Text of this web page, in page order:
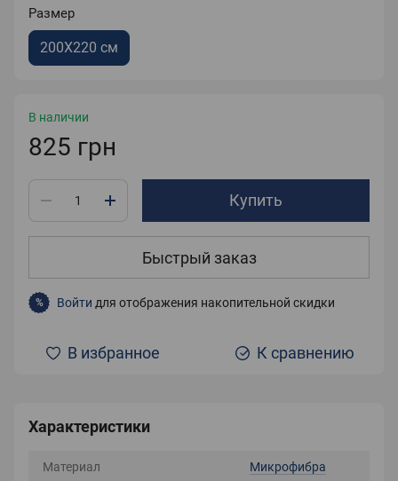
Размер
200X220 см
В наличии
825 грн
Купить
Быстрый заказ
% Войти для отображения накопительной скидки
В избранное К сравнению
Характеристики
Материал Микрофибра